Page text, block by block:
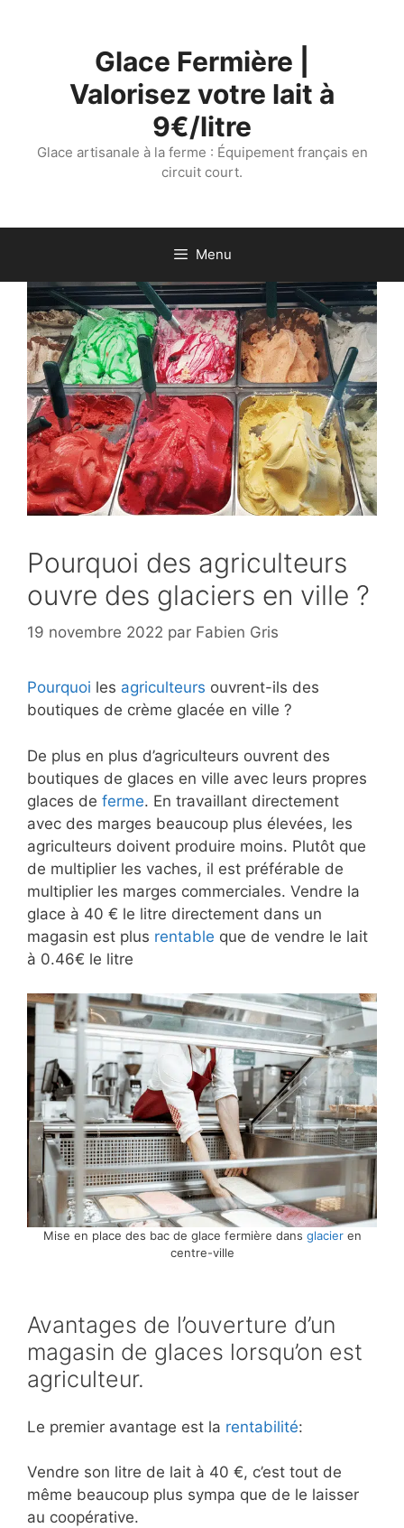
Glace Fermière |
Valorisez votre lait à
9€/litre
Glace artisanale à la ferme : Équipement français en
circuit court.
Menu
Pourquoi des agriculteurs
ouvre des glaciers en ville ?
19 novembre 2022 par Fabien Gris
Pourquoi les agriculteurs ouvrent-ils des
boutiques de crème glacée en ville ?
De plus en plus d’agriculteurs ouvrent des
boutiques de glaces en ville avec leurs propres
glaces de ferme. En travaillant directement
avec des marges beaucoup plus élevées, les
agriculteurs doivent produire moins. Plutôt que
de multiplier les vaches, il est préférable de
multiplier les marges commerciales. Vendre la
glace à 40 € le litre directement dans un
magasin est plus rentable que de vendre le lait
à 0.46€ le litre
Mise en place des bac de glace fermière dans glacieren
centre-ville
Avantages de l’ouverture d’un
magasin de glaces lorsqu’on est
agriculteur.
Le premier avantage est la rentabilité:
Vendre son litre de lait à 40 €, c’est tout de
même beaucoup plus sympa que de le laisser
au coopérative.